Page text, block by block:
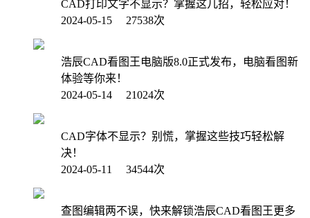
CAD打印文字不显示？掌握这几招，轻松应对！
2024-05-15 27538次
浩辰CAD看图王电脑版8.0正式发布，电脑看图新
体验等你来！
2024-05-14 21024次
CAD字体不显示？别慌，掌握这些技巧轻松解
决！
2024-05-11 34544次
查图编辑两不误，快来解锁浩辰CAD看图王更多